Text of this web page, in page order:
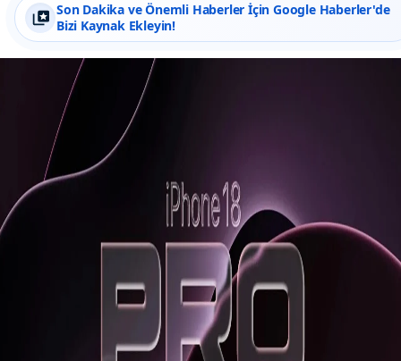
Son Dakika ve Önemli Haberler İçin Google Haberler'de
Bizi Kaynak Ekleyin!